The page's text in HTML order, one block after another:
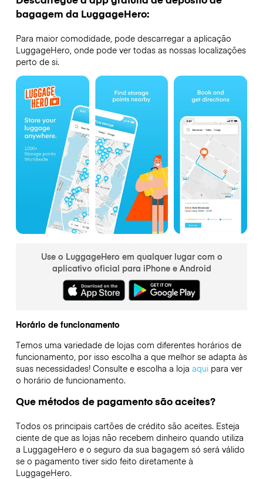
bagagem da LuggageHero:
Para maior comodidade, pode descarregar a aplicação
LuggageHero, onde pode ver todas as nossas localizações
perto de si.
Use o LuggageHero em qualquer lugar com o
aplicativo oficial para iPhone e Android
Horário de funcionamento
Temos uma variedade de lojas com diferentes horários de
funcionamento, por isso escolha a que melhor se adapta às
suas necessidades! Consulte e escolha a loja aquipara ver
o horário de funcionamento.
Que métodos de pagamento são aceites?
Todos os principais cartões de crédito são aceites. Esteja
ciente de que as lojas não recebem dinheiro quando utiliza
a LuggageHero e o seguro da sua bagagem só será válido
se o pagamento tiver sido feito diretamente à
LuggageHero.